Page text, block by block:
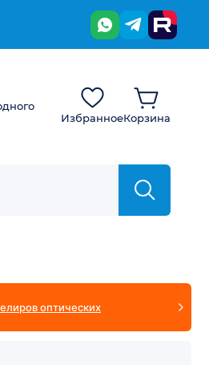
ИзбранноеКорзина
оптических